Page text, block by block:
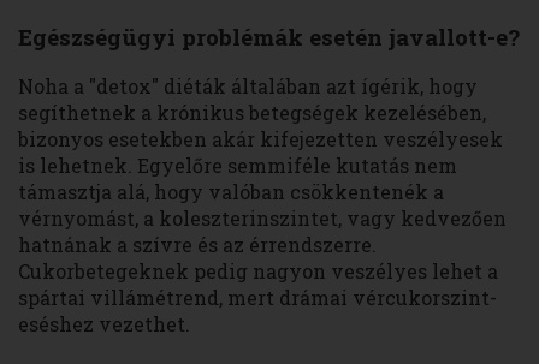
Egészségügyi problémák esetén javallott-e?
Noha a "detox" diéták általában azt ígérik, hogy
segíthetnek a krónikus betegségek kezelésében,
bizonyos esetekben akár kifejezetten veszélyesek
is lehetnek. Egyelőre semmiféle kutatás nem
támasztja alá, hogy valóban csökkentenék a
vérnyomást, a koleszterinszintet, vagy kedvezően
hatnának a szívre és az érrendszerre.
Cukorbetegeknek pedig nagyon veszélyes lehet a
spártai villámétrend, mert drámai vércukorszint-
eséshez vezethet.